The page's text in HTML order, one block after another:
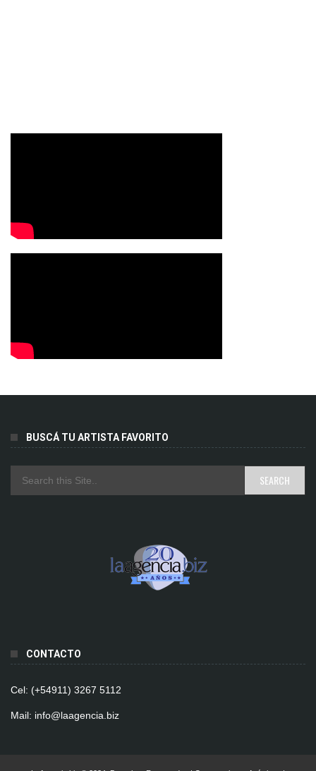
BUSCÁ TU ARTISTA FAVORITO
CONTACTO
Cel: (+54911) 3267 5112
Mail: info@laagencia.biz